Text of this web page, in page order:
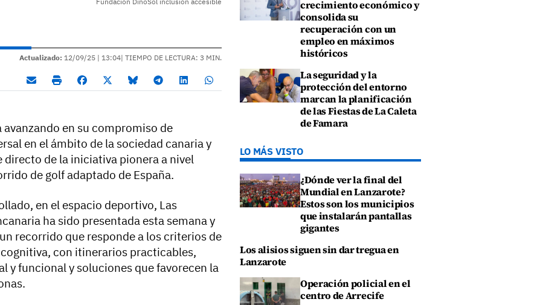
Actualizado: 12/09/25 | 13:04| TIEMPO DE LECTURA: 3 MIN.
en su compromiso de
en el ámbito de la sociedad canaria y
de la iniciativa pionera a nivel
de golf adaptado de España.
en el espacio deportivo, Las
ha sido presentada esta semana y
recorrido que responde a los criterios de
con itinerarios practicables,
y funcional y soluciones que favorecen la
crecimiento económico y
consolida su
recuperación con un
empleo en máximos
históricos
La seguridad y la
protección del entorno
marcan la planificación
de las Fiestas de La Caleta
de Famara
LO MÁS VISTO
¿Dónde ver la final del
Mundial en Lanzarote?
Estos son los municipios
que instalarán pantallas
gigantes
Los alisios siguen sin dar tregua en
Lanzarote
Operación policial en el
centro de Arrecife